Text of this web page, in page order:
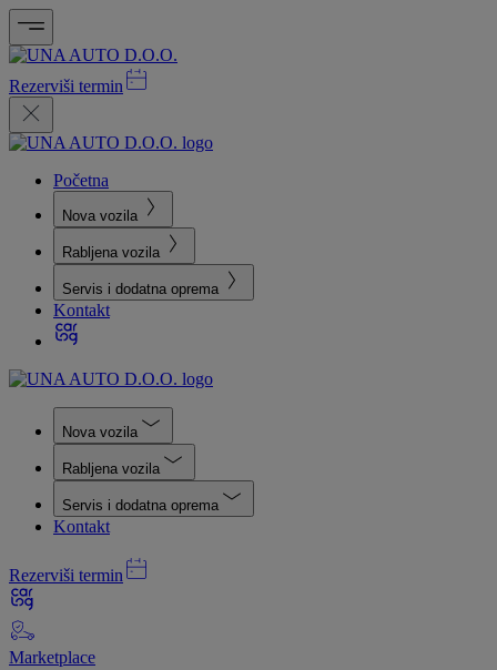
Rezerviši termin
Početna
Nova vozila
Rabljena vozila
Servis i dodatna oprema
Kontakt
Nova vozila
Rabljena vozila
Servis i dodatna oprema
Kontakt
Rezerviši termin
Marketplace